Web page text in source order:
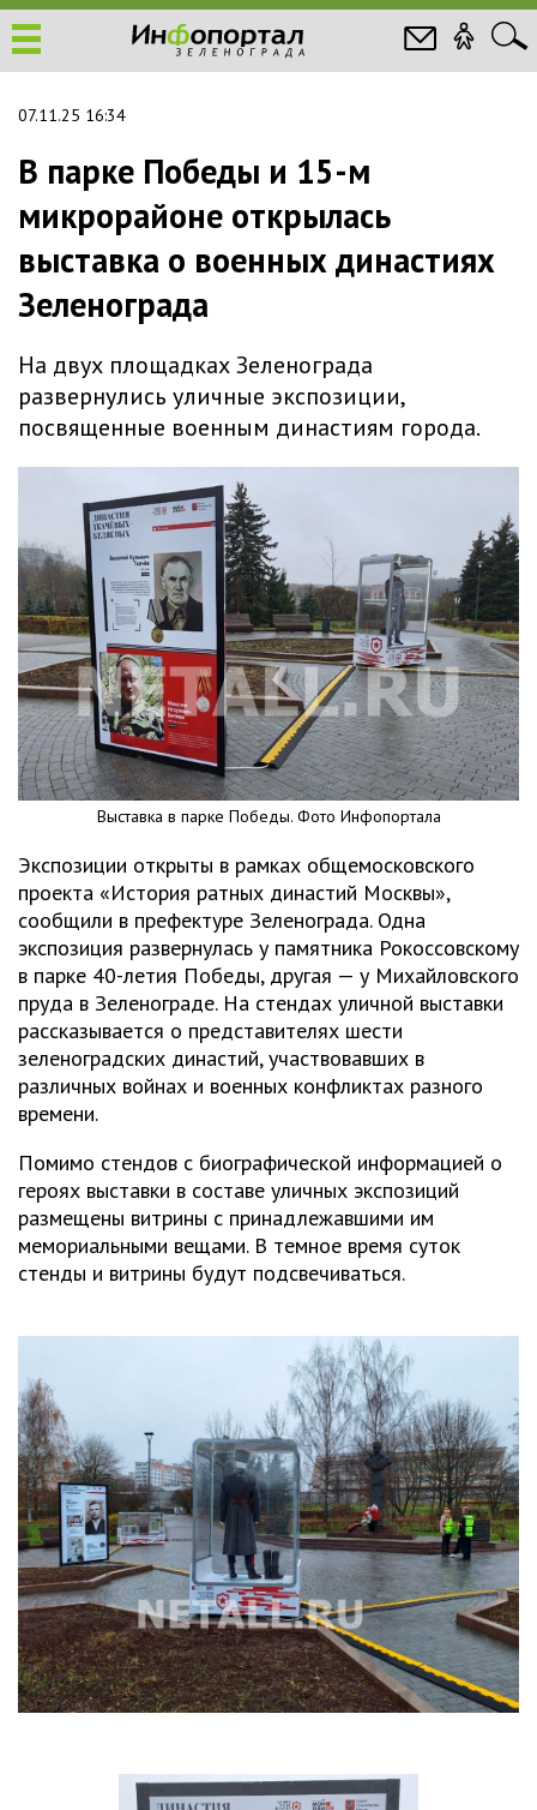
07.11.25 16:34
В парке Победы и 15-м
микрорайоне открылась
выставка о военных династиях
Зеленограда
На двух площадках Зеленограда
развернулись уличные экспозиции,
посвященные военным династиям города.
Выставка в парке Победы. Фото Инфопортала
Экспозиции открыты в рамках общемосковского
проекта «История ратных династий Москвы»,
сообщили в префектуре Зеленограда. Одна
экспозиция развернулась у памятника Рокоссовскому
в парке 40-летия Победы, другая — у Михайловского
пруда в Зеленограде. На стендах уличной выставки
рассказывается о представителях шести
зеленоградских династий, участвовавших в
различных войнах и военных конфликтах разного
времени.
Помимо стендов с биографической информацией о
героях выставки в составе уличных экспозиций
размещены витрины с принадлежавшими им
мемориальными вещами. В темное время суток
стенды и витрины будут подсвечиваться.